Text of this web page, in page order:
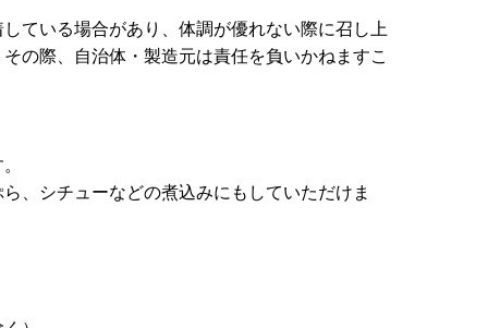
ている場合があり、体調が優れない際に召し上
の際、自治体・製造元は責任を負いかねますこ
、シチューなどの煮込みにもしていただけま